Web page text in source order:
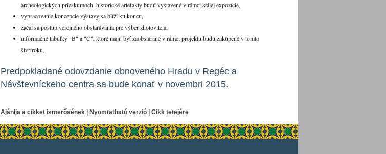
archeologických prieskumoch, historické artefakty budú vystavené v rámci stálej expozície,
vypracovanie koncepcie výstavy sa blíži ku koncu,
začal sa postup verejného obstarávania pre výber zhotoviteľa,
informačné tabuľky "B" a "C", ktoré majú byť zaobstarané v rámci projektu budú zakúpené v tomto
štvrťroku.
Predpokladané odovzdanie obnoveného Hradu v Regéc a
Návštevníckeho centra sa bude konať v novembri 2015.
Ajánlja a cikket ismerősének Nyomtatható verzió Cikk tetejére